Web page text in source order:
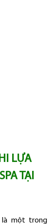
LỰA
TẠI
là một trong